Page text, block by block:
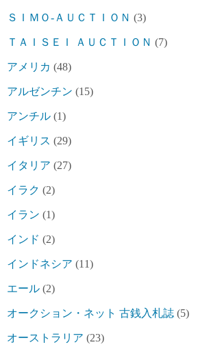
ＳＩＭＯ-ＡＵＣＴＩＯＮ (3)
ＴＡＩＳＥＩ ＡＵＣＴＩＯＮ (7)
アメリカ (48)
アルゼンチン (15)
アンチル (1)
イギリス (29)
イタリア (27)
イラク (2)
イラン (1)
インド (2)
インドネシア (11)
エール (2)
オークション・ネット 古銭入札誌 (5)
オーストラリア (23)